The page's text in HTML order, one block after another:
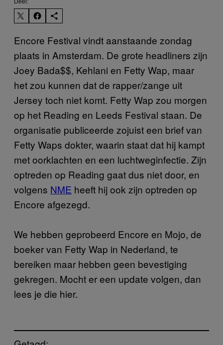
Encore Festival vindt aanstaande zondag
plaats in Amsterdam. De grote headliners zijn
Joey Bada$$, Kehlani en Fetty Wap, maar
het zou kunnen dat de rapper/zange uit
Jersey toch niet komt. Fetty Wap zou morgen
op het Reading en Leeds Festival staan. De
organisatie publiceerde zojuist een brief van
Fetty Waps dokter, waarin staat dat hij kampt
met oorklachten en een luchtweginfectie. Zijn
optreden op Reading gaat dus niet door, en
volgens NME heeft hij ook zijn optreden op
Encore afgezegd.
We hebben geprobeerd Encore en Mojo, de
boeker van Fetty Wap in Nederland, te
bereiken maar hebben geen bevestiging
gekregen. Mocht er een update volgen, dan
lees je die hier.